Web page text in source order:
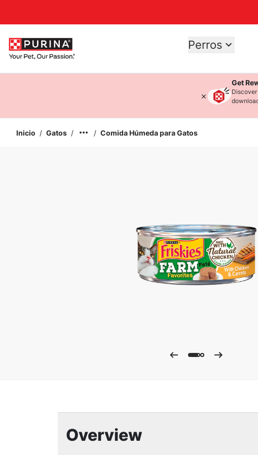
Perros
Get
Inicio / Gatos / / Comida Húmeda para Gatos
Ampliar la
Overview